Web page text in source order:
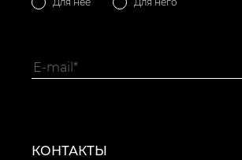
КОНТАКТЫ